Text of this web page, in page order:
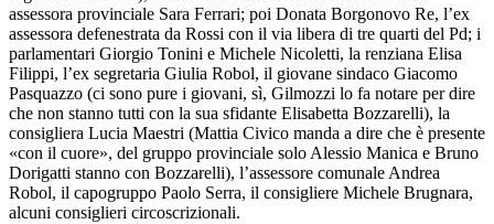
assessora provinciale Sara Ferrari; poi Donata Borgonovo Re, l’ex
assessora defenestrata da Rossi con il via libera di tre quarti del Pd; i
parlamentari Giorgio Tonini e Michele Nicoletti, la renziana Elisa
Filippi, l’ex segretaria Giulia Robol, il giovane sindaco Giacomo
Pasquazzo (ci sono pure i giovani, sì, Gilmozzi lo fa notare per dire
che non stanno tutti con la sua sfidante Elisabetta Bozzarelli), la
consigliera Lucia Maestri (Mattia Civico manda a dire che è presente
«con il cuore», del gruppo provinciale solo Alessio Manica e Bruno
Dorigatti stanno con Bozzarelli), l’assessore comunale Andrea
Robol, il capogruppo Paolo Serra, il consigliere Michele Brugnara,
alcuni consiglieri circoscrizionali.